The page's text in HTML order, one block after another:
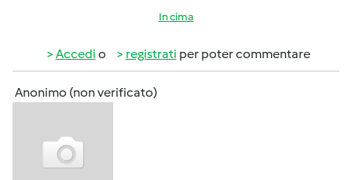
In cima
Accedi o registrati per poter commentare
Anonimo (non verificato)